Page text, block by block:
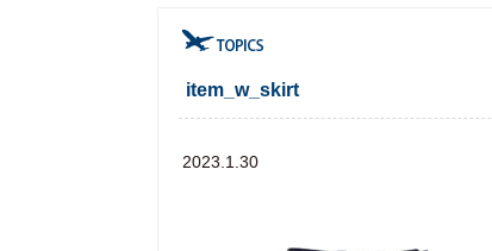
item_w_skirt
2023.1.30